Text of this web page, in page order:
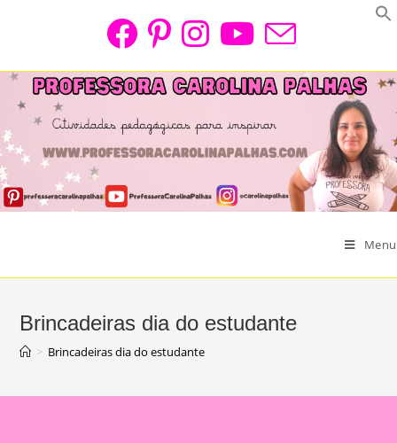
Menu
Brincadeiras dia do estudante
> Brincadeiras dia do estudante